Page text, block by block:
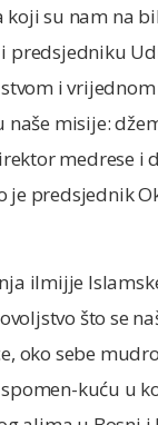
koji su nam na
predsjedniku
i
naše misije:
medrese i
je predsjednik
ilmijje
što se
oko sebe
kuću u